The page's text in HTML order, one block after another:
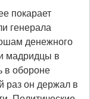
покарает
генерала
денежного
мадридцы в
в обороне
раз он держал в